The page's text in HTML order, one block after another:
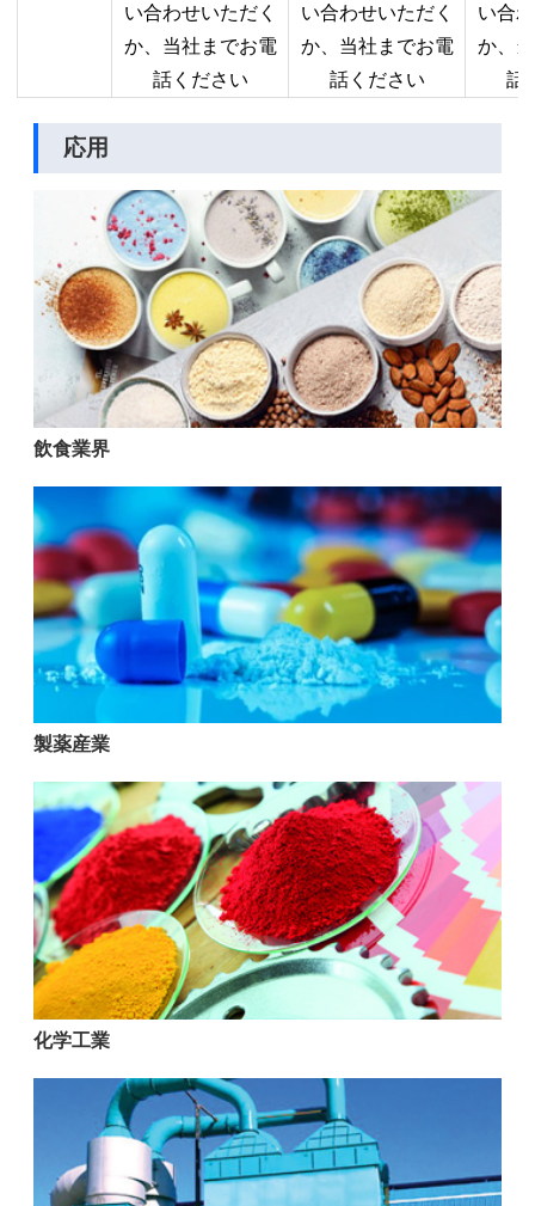
い合わせいただく
か、当社までお電
話ください
い合わせいただく
か、当社までお電
話ください
い合
か、
話
応用
飲食業界
製薬産業
化学工業